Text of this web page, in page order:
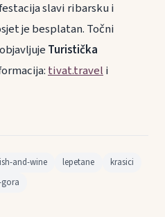
slavi ribarsku i
je besplatan. Točni
Turistička
tivat.traveli
and-wine lepetane
krasici